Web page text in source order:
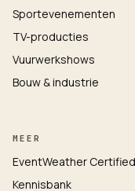
Sportevenementen
TV-producties
Vuurwerkshows
Bouw & industrie
MEER
EventWeather Certified
Kennisbank